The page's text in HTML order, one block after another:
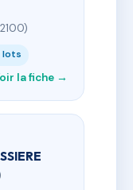
lots
la fiche →